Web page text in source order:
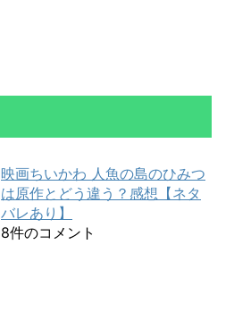
映画ちいかわ 人魚の島のひみつ
は原作とどう違う？感想【ネタ
バレあり】
8件のコメント